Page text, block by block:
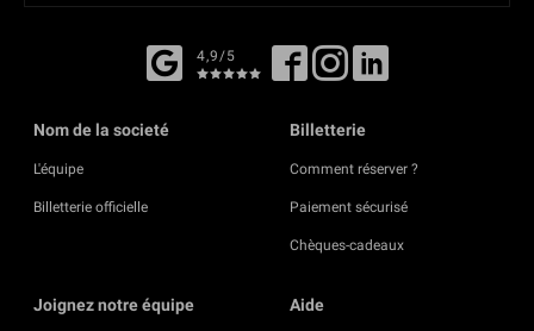
4,9/5
Nom de la societé
L'équipe
Billetterie officielle
Billetterie
Comment réserver ?
Paiement sécurisé
Chèques-cadeaux
Joignez notre équipe Aide